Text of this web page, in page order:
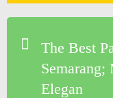
The Best
Elegan